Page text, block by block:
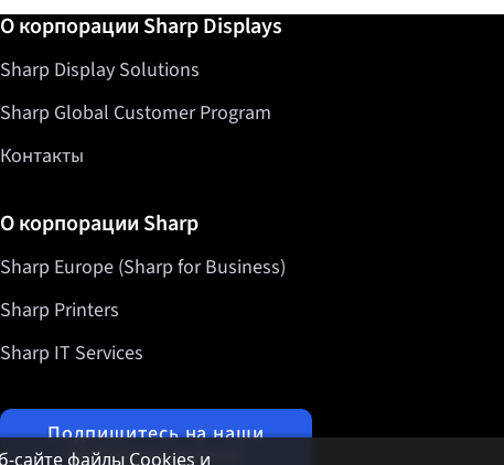
О корпорации Sharp Displays
Sharp Display Solutions
Sharp Global Customer Program
Контакты
О корпорации Sharp
Sharp Europe (Sharp for Business)
Sharp Printers
Sharp IT Services
Подпишитесь на наши
информационные
сайте файлы Cookies и